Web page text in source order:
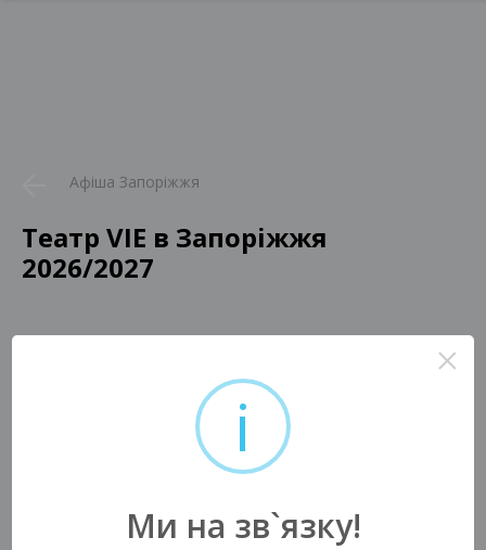
Афіша Запоріжжя
Театр VIE в Запоріжжя
2026/2027
На жаль, немає актуальних подій
у Вашому місті :(
i
Ми на зв`язку!
×